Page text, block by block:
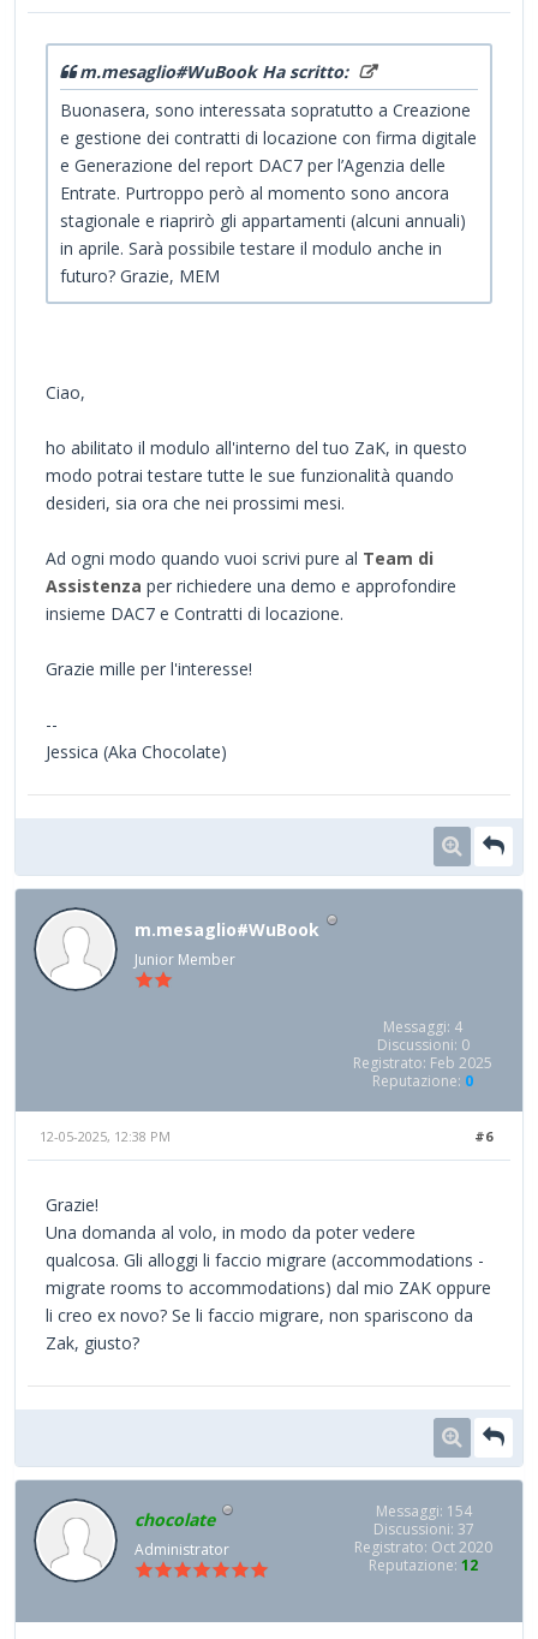
m.mesaglio#WuBook Ha scritto:
Buonasera, sono interessata sopratutto a Creazione
e gestione dei contratti di locazione con firma digitale
e Generazione del report DAC7 per l’Agenzia delle
Entrate. Purtroppo però al momento sono ancora
stagionale e riaprirò gli appartamenti (alcuni annuali)
in aprile. Sarà possibile testare il modulo anche in
futuro? Grazie, MEM
Ciao,
ho abilitato il modulo all'interno del tuo ZaK, in questo
modo potrai testare tutte le sue funzionalità quando
desideri, sia ora che nei prossimi mesi.
Ad ogni modo quando vuoi scrivi pure al Team di
Assistenza per richiedere una demo e approfondire
insieme DAC7 e Contratti di locazione.
Grazie mille per l'interesse!
--
Jessica (Aka Chocolate)
m.mesaglio#WuBook
Junior Member
Messaggi: 4
Discussioni: 0
Registrato: Feb 2025
Reputazione: 0
#6
12-05-2025, 12:38 PM
Grazie!
Una domanda al volo, in modo da poter vedere
qualcosa. Gli alloggi li faccio migrare (accommodations -
migrate rooms to accommodations) dal mio ZAK oppure
li creo ex novo? Se li faccio migrare, non spariscono da
Zak, giusto?
chocolate
Administrator
Messaggi: 154
Discussioni: 37
Registrato: Oct 2020
Reputazione: 12